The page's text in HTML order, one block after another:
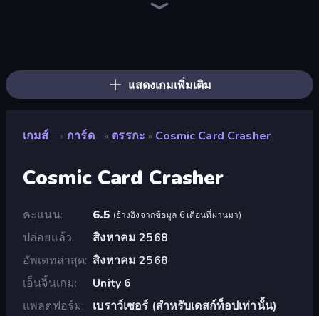
แสดงเกมเพิ่มเติม
เกมส์ » การ์ด » ตรรกะ » Cosmic Card Crasher
Cosmic Card Crasher
คะแนน 6.5 (อ้างอิงจากข้อมูล 6 เดือนที่ผ่านมา)
ปล่อยแล้ว
สิงหาคม 2568
อัพเดทล่าสุด สิงหาคม 2568
เอ็นจิ้นเกม
Unity 6
แพลตฟอร์ม
เบราว์เซอร์ (สำหรับเดสก์ท็อปเท่านั้น)